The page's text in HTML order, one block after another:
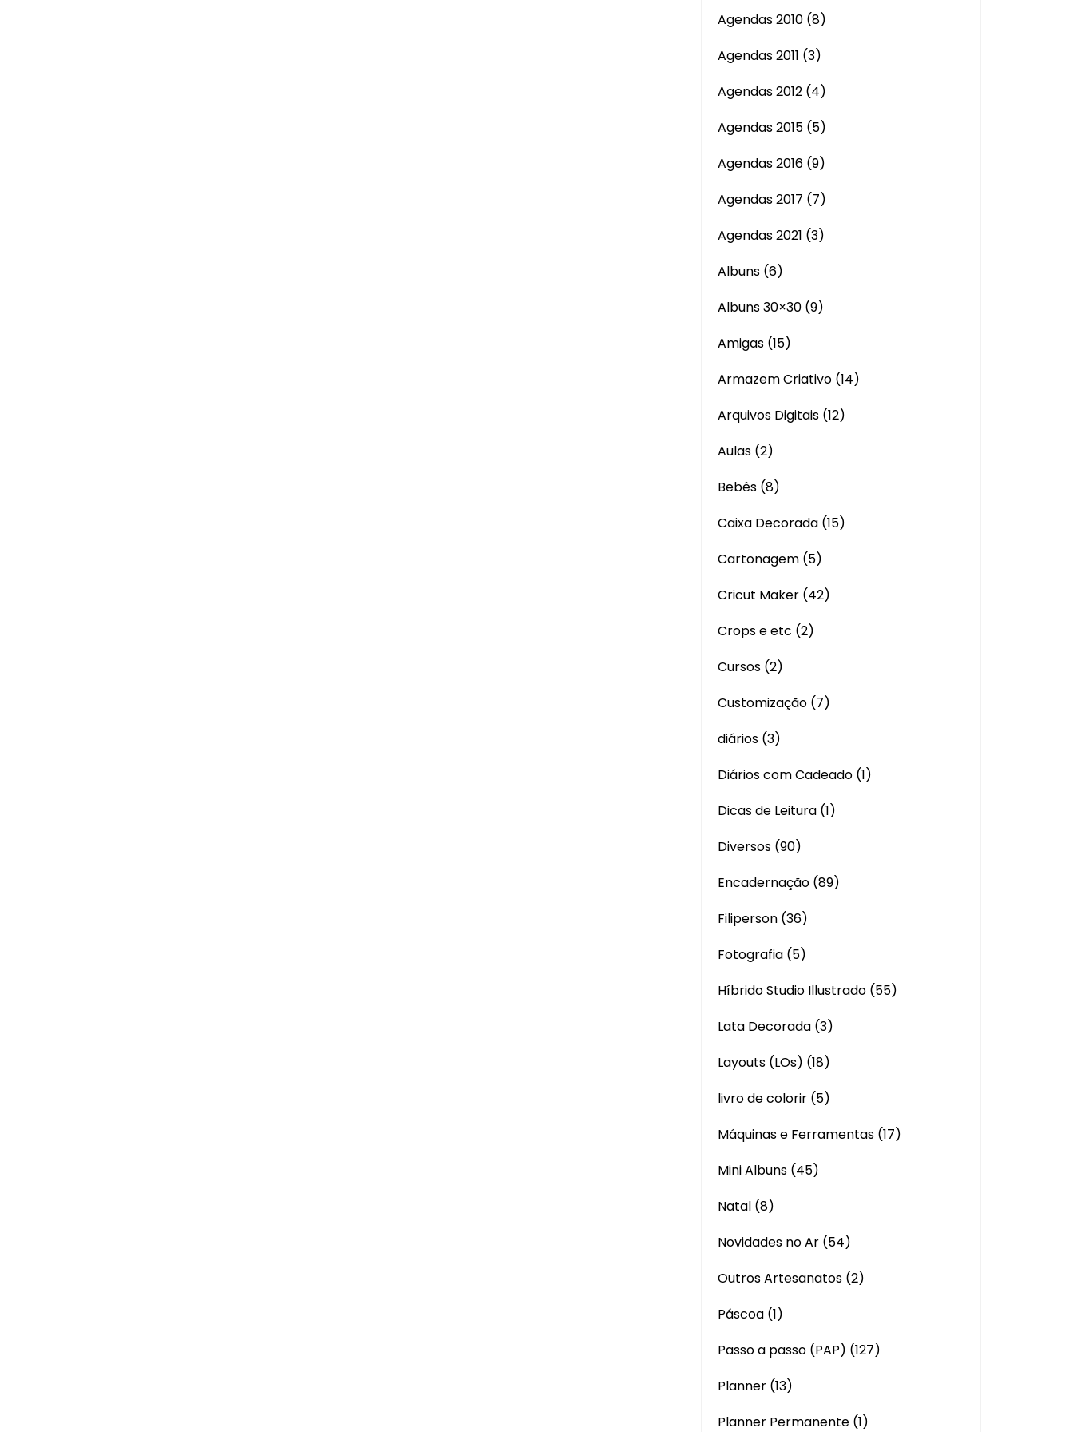
Agendas 2010 (8)
Agendas 2011 (3)
Agendas 2012 (4)
Agendas 2015 (5)
Agendas 2016 (9)
Agendas 2017 (7)
Agendas 2021 (3)
Albuns (6)
Albuns 30×30 (9)
Amigas (15)
Armazem Criativo (14)
Arquivos Digitais (12)
Aulas (2)
Bebês (8)
Caixa Decorada (15)
Cartonagem (5)
Cricut Maker (42)
Crops e etc (2)
Cursos (2)
Customização (7)
diários (3)
Diários com Cadeado (1)
Dicas de Leitura (1)
Diversos (90)
Encadernação (89)
Filiperson (36)
Fotografia (5)
Híbrido Studio Illustrado (55)
Lata Decorada (3)
Layouts (LOs) (18)
livro de colorir (5)
Máquinas e Ferramentas (17)
Mini Albuns (45)
Natal (8)
Novidades no Ar (54)
Outros Artesanatos (2)
Páscoa (1)
Passo a passo (PAP) (127)
Planner (13)
Planner Permanente (1)